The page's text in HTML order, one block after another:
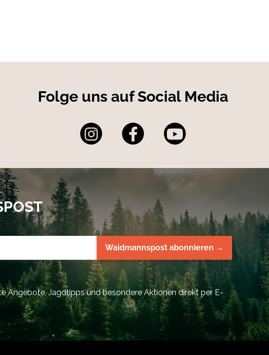
69,72 %, Rohasche 3,45 %, Rohfaser 0,80 %
Folge uns auf Social Media
Waidmannspost abonnieren →
Angebote, Jagdtipps und besondere Aktionen direkt per E-